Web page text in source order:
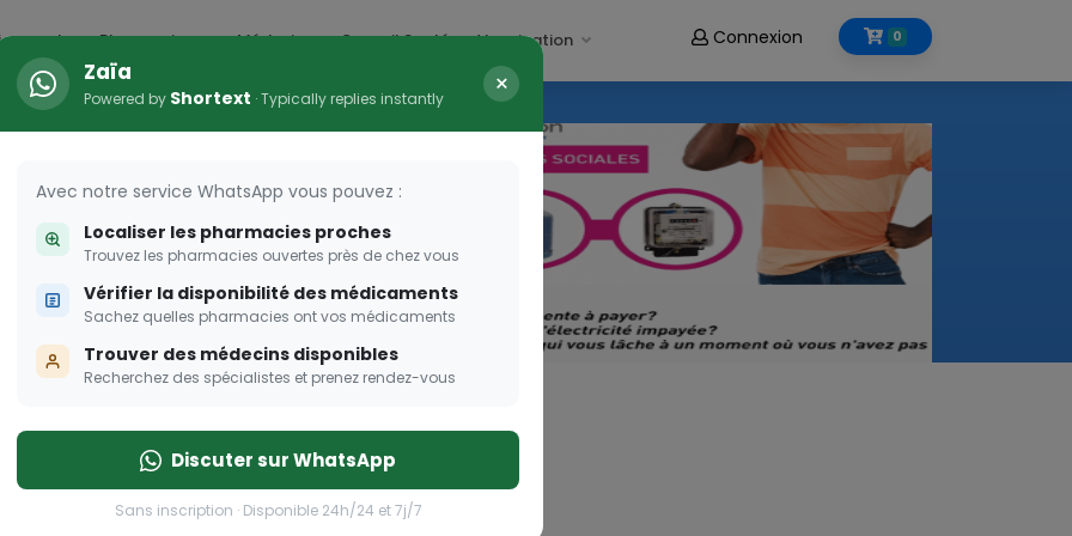
Pharmacies Médecins Conseil Santé Vaccination 0
Connexion
Dream
à pique!
Zaïa
Powered by Shortext · Typically replies instantly ×
Avec notre service WhatsApp vous pouvez :
Localiser les pharmacies proches
Trouvez les pharmacies ouvertes près de chez vous
Vérifier la disponibilité des médicaments
Sachez quelles pharmacies ont vos médicaments
Trouver des médecins disponibles
Recherchez des spécialistes et prenez rendez-vous
Discuter sur WhatsApp
Sans inscription · Disponible 24h/24 et 7j/7